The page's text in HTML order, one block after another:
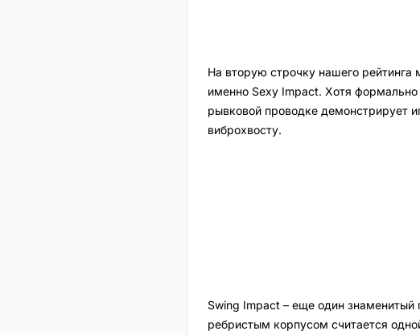
На вторую строчку нашего
именно Sexy Impact. Хотя
рывковой проводке демонстрирует
виброхвосту.
Swing Impact – еще один знаменитый
ребристым корпусом считается